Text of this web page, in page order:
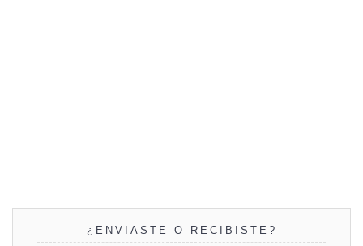
¿ENVIASTE O RECIBISTE?